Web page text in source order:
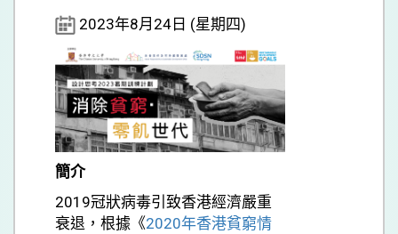
2023年8月24日 (星期四)
簡介
2019冠狀病毒引致香港經濟嚴重
衰退，根據《2020年香港貧窮情